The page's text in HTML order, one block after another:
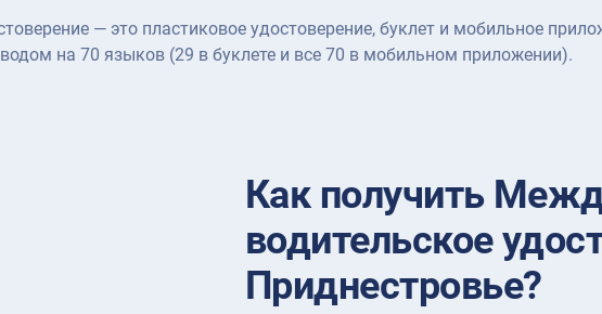
— это пластиковое удостоверение, буклет и мобильное
на 70 языков (29 в буклете и все 70 в мобильном приложении).
Как получить
водительское
Приднестровье?